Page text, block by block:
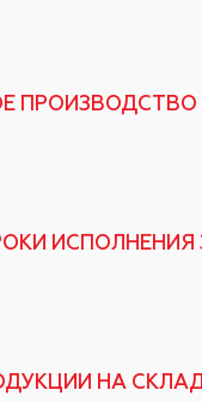
ПРОИЗВОДСТВО
ИСПОЛНЕНИЯ
НА